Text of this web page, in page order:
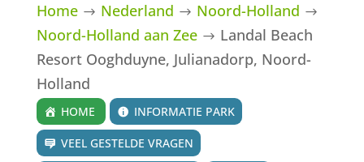
Home $ Nederland $ Noord-Holland $
Noord-Holland aan Zee $ Landal Beach
Resort Ooghduyne, Julianadorp, Noord-
Holland
HOME INFORMATIE PARK
VEEL GESTELDE VRAGEN